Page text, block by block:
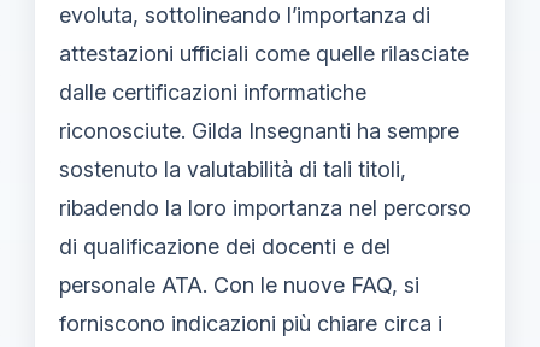
evoluta, sottolineando l’importanza di
attestazioni ufficiali come quelle rilasciate
dalle certificazioni informatiche
riconosciute. Gilda Insegnanti ha sempre
sostenuto la valutabilità di tali titoli,
ribadendo la loro importanza nel percorso
di qualificazione dei docenti e del
personale ATA. Con le nuove FAQ, si
forniscono indicazioni più chiare circa i